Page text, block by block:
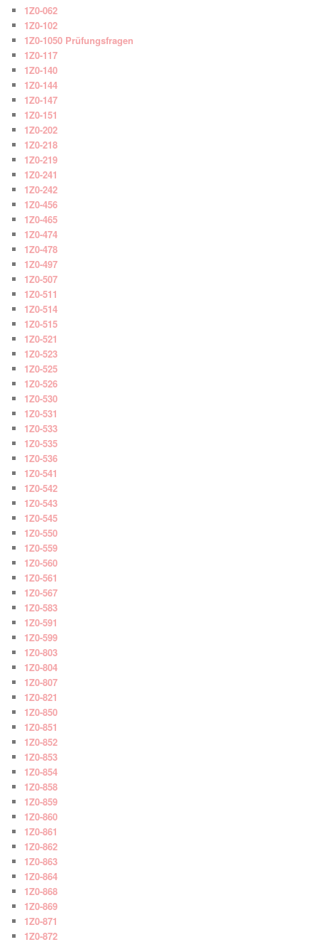
1Z0-062
1Z0-102
1Z0-1050 Prüfungsfragen
1Z0-117
1Z0-140
1Z0-144
1Z0-147
1Z0-151
1Z0-202
1Z0-218
1Z0-219
1Z0-241
1Z0-242
1Z0-456
1Z0-465
1Z0-474
1Z0-478
1Z0-497
1Z0-507
1Z0-511
1Z0-514
1Z0-515
1Z0-521
1Z0-523
1Z0-525
1Z0-526
1Z0-530
1Z0-531
1Z0-533
1Z0-535
1Z0-536
1Z0-541
1Z0-542
1Z0-543
1Z0-545
1Z0-550
1Z0-559
1Z0-560
1Z0-561
1Z0-567
1Z0-583
1Z0-591
1Z0-599
1Z0-803
1Z0-804
1Z0-807
1Z0-821
1Z0-850
1Z0-851
1Z0-852
1Z0-853
1Z0-854
1Z0-858
1Z0-859
1Z0-860
1Z0-861
1Z0-862
1Z0-863
1Z0-864
1Z0-868
1Z0-869
1Z0-871
1Z0-872